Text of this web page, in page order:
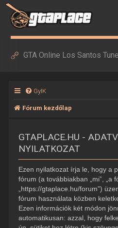
GTA Online Los Santos
GyIK
Fórum kezdőlap
GTAPLACE.HU -
NYILATKOZAT
Ezen nyilatkozat írja le, hogy a
fórum (a továbbiakban „mi”, „a
„https://gtaplace.hu/forum”)
fórum használata közben
Ezen információk két módon
automatikusan: azzal, hogy